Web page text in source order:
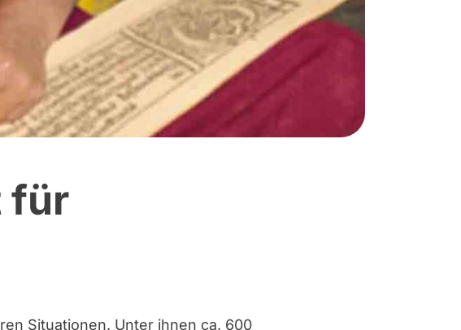
für
Situationen. Unter ihnen ca. 600